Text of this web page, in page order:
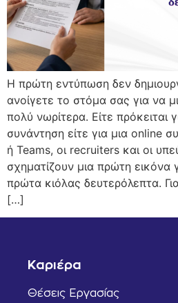
Η πρώτη εντύπωση δεν
ανοίγετε το στόμα σας για να
πολύ νωρίτερα. Είτε πρόκειται
συνάντηση είτε για μια online
ή Teams, οι recruiters και οι
σχηματίζουν μια πρώτη εικόνα
πρώτα κιόλας δευτερόλεπτα.
[…]
Καριέρα
Θέσεις Εργασίας